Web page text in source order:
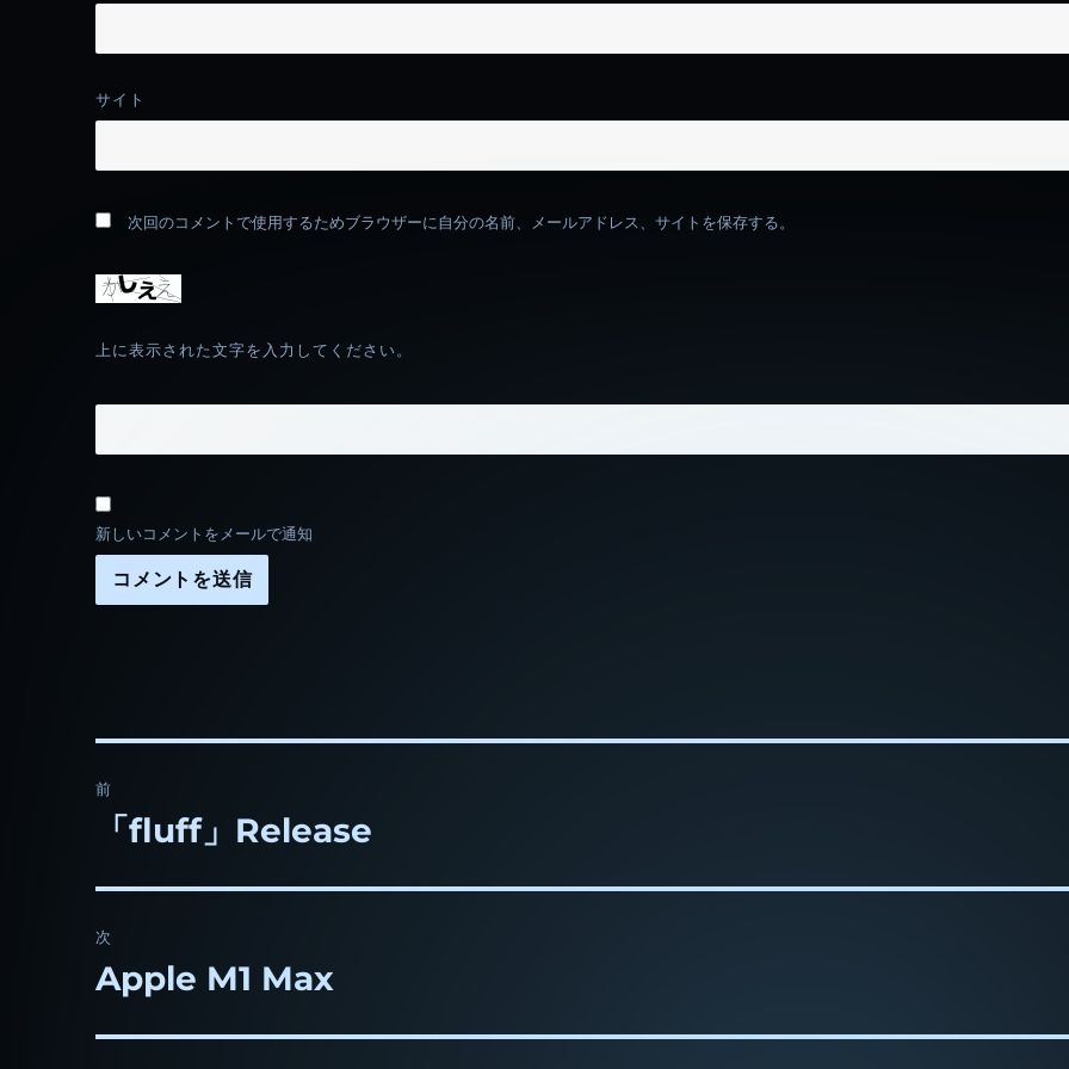
サイト
次回のコメントで使用するためブラウザーに自分の名前、メールアドレス、サイトを保存する。
上に表示された文字を入力してください。
新しいコメントをメールで通知
稿
ゲ
前
投
稿:
「fluff」Release
次
次
投
Apple M1 Max